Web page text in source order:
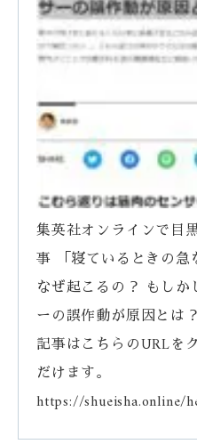
集英社オンラインで目
事 「寝ているときの
なぜ起こるの？ もし
ーの誤作動が原因とは
記事はこちらのURLを
だけます。
https://shueisha.online/